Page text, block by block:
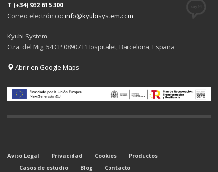
T (+34) 932 615 300
Correo electrónico: info@kyubisystem.com
Kyubi System
Ctra. del Mig, 54 CP 08907 L’Hospitalet, Barcelona, España
Abrir en Google Maps
Aviso Legal Privacidad Cookies
Productos
Casos de estudio
Blog Contacto